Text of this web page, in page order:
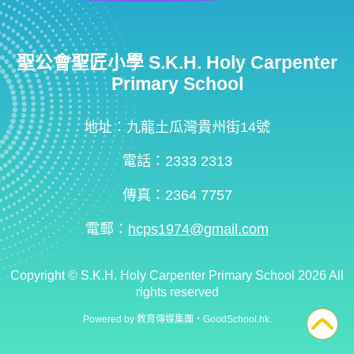
聖公會聖匠小學 S.K.H. Holy Carpenter
Primary School
地址：九龍土瓜灣貴州街14號
電話：2333 2313
傳真：2364 7757
電郵： hcps1974@gmail.com
Copyright © S.K.H. Holy Carpenter Primary School 2026 All
rights reserved
Powered by 教育傳媒集團 ‧ GoodSchool.hk.